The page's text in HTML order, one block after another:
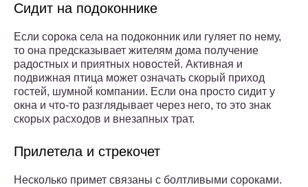
Сидит на подоконнике
Если сорока села на подоконник или гуляет по нему,
то она предсказывает жителям дома получение
радостных и приятных новостей. Активная и
подвижная птица может означать скорый приход
гостей, шумной компании. Если она просто сидит у
окна и что-то разглядывает через него, то это знак
скорых расходов и внезапных трат.
Прилетела и стрекочет
Несколько примет связаны с болтливыми сороками.